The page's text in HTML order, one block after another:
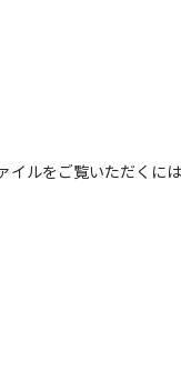
の仕様変更などで予
証期間中でも有償
中止または内容を変
イルをご覧いただくに